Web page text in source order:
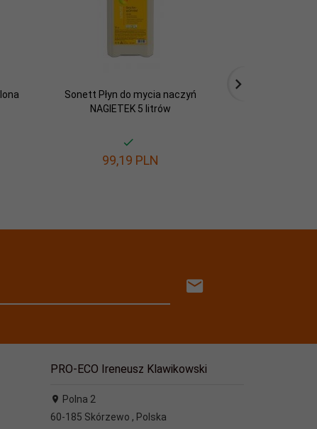
Sonett Płyn do mycia naczyń
NAGIETEK 5 litrów
99,19 PLN
PRO-ECO Ireneusz Klawikowski
Polna 2
60-185 Skórzewo , Polska